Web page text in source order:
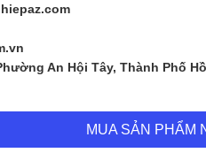
An Hội Tây, Thành Phố
MUA SẢN PHẨM